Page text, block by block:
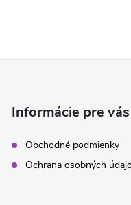
Informácie pre vás
Obchodné podmienky
Ochrana osobných